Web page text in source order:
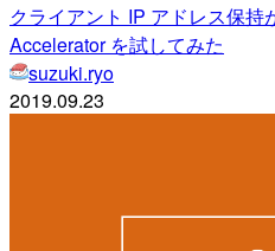
クライアント IP アドレス保
Accelerator を試してみた
suzuki.ryo
2019.09.23